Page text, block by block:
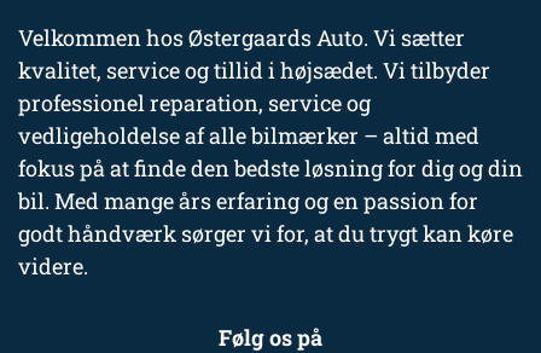
Velkommen hos Østergaards Auto. Vi sætter
kvalitet, service og tillid i højsædet. Vi tilbyder
professionel reparation, service og
vedligeholdelse af alle bilmærker – altid med
fokus på at finde den bedste løsning for dig og din
bil. Med mange års erfaring og en passion for
godt håndværk sørger vi for, at du trygt kan køre
videre.
Følg os på